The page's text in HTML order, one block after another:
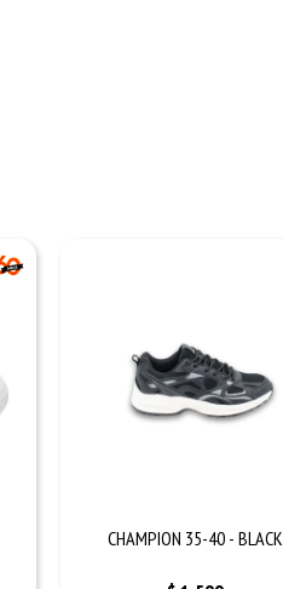
CHAMPION 35-40 - BLACK